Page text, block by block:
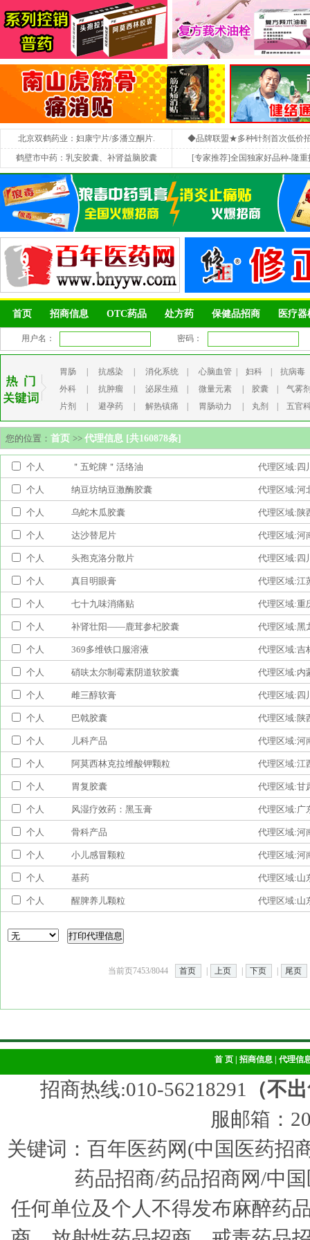
北京双鹤药业：妇康宁片/多潘立酮片.
鹤壁市中药：乳安胶囊、补肾益脑胶囊
◆品牌联盟★多种针剂首次低价
[专家推荐]全国独家好品种-隆重
首页 招商信息 OTC药品 处方药 保健品招商 医疗器
用户名： 密码：
胃肠 抗感染 消化系统 心脑血管 妇科 抗病毒
外科
抗肿瘤 泌尿生殖 微量元素 胶囊
气雾
片剂
避孕药 解热镇痛 胃肠动力 丸剂 五官
您的位置： 首页 >> 代理信息 [共160878条]
个人 ＂五蛇牌＂活络油 代理区域:四
个人 纳豆坊纳豆激酶胶囊 代理区域:河
个人 乌蛇木瓜胶囊 代理区域:陕
个人 达沙替尼片 代理区域:河
个人 头孢克洛分散片 代理区域:四
个人 真目明眼膏 代理区域:江
个人 七十九味消痛贴 代理区域:重
个人 补肾壮阳——鹿茸参杞胶囊 代理区域:黑
个人 369多维铁口服溶液 代理区域:吉
个人 硝呋太尔制霉素阴道软胶囊 代理区域:内
个人 雌三醇软膏 代理区域:四
个人 巴戟胶囊 代理区域:陕
个人 儿科产品 代理区域:河
个人 阿莫西林克拉维酸钾颗粒 代理区域:江
个人 胃复胶囊 代理区域:甘
个人 风湿疗效药：黑玉膏 代理区域:广
个人 骨科产品 代理区域:河
个人 小儿感冒颗粒 代理区域:河
个人 基药 代理区域:山
个人 醒脾养儿颗粒 代理区域:山
当前页7453/8044 首页 上页 下页 尾页
首 页 |招商信息 代理信
招商热线:010-56218291
（不
服邮箱：
关键词：百年医药网(中国医药招
药品招商/药品招商网/中
任何单位及个人不得发布麻醉药